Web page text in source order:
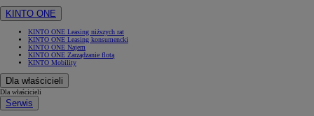
KINTO ONE
KINTO ONE Leasing niższych rat
KINTO ONE Leasing konsumencki
KINTO ONE Najem
KINTO ONE Zarządzanie flotą
KINTO Mobility
Dla właścicieli
Dla właścicieli
Serwis